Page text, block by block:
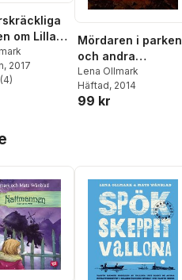
om Lilla
, 2017
stjärnor. Totalt antal röster:
(4)
Mördaren i parken
och andra
skräckberättelser
Lena Ollmark
Häftad, 2014
99 kr